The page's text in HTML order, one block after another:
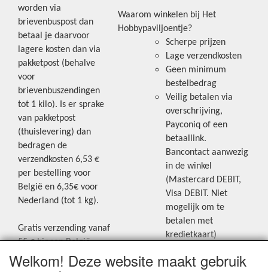
worden via
brievenbuspost dan
betaal je daarvoor
lagere kosten dan via
pakketpost (behalve
voor
brievenbuszendingen
tot 1 kilo). Is er sprake
van pakketpost
(thuislevering) dan
bedragen de
verzendkosten 6,53 €
per bestelling voor
België en 6,35€ voor
Nederland (tot 1 kg).
Gratis verzending vanaf
55 € binnen België.
Gratis verzending vanaf
65 € naar Nederland.
Waarom winkelen bij Het
Hobbypaviljoentje?
Scherpe prijzen
Lage verzendkosten
Geen minimum
bestelbedrag
Veilig betalen via
overschrijving,
Payconiq of een
betaallink.
Bancontact aanwezig
in de winkel
(Mastercard DEBIT,
Visa DEBIT. Niet
mogelijk om te
betalen met
kredietkaart)
Blijf op de hoogte van de laatste
Welkom! Deze website maakt gebruik